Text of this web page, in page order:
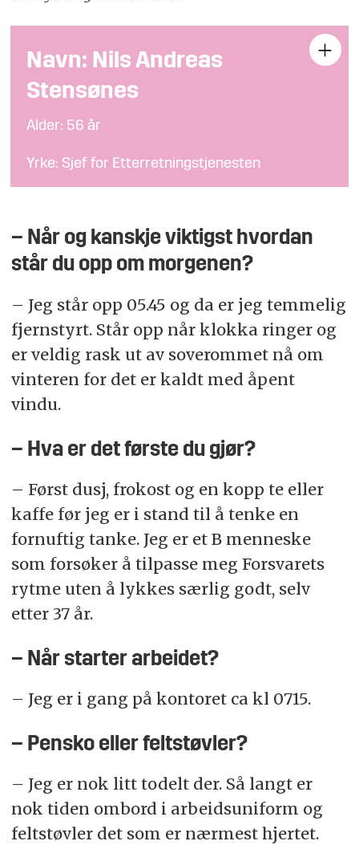
Navn: Nils Andreas
Stensønes
Alder: 56 år
Yrke: Sjef for Etterretningstjenesten
– Når og kanskje viktigst hvordan
står du opp om morgenen?
– Jeg står opp 05.45 og da er jeg temmelig
fjernstyrt. Står opp når klokka ringer og
er veldig rask ut av soverommet nå om
vinteren for det er kaldt med åpent
vindu.
– Hva er det første du gjør?
– Først dusj, frokost og en kopp te eller
kaffe før jeg er i stand til å tenke en
fornuftig tanke. Jeg er et B menneske
som forsøker å tilpasse meg Forsvarets
rytme uten å lykkes særlig godt, selv
etter 37 år.
– Når starter arbeidet?
– Jeg er i gang på kontoret ca kl 0715.
– Pensko eller feltstøvler?
– Jeg er nok litt todelt der. Så langt er
nok tiden ombord i arbeidsuniform og
feltstøvler det som er nærmest hjertet.